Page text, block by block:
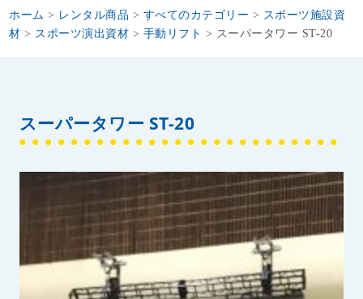
ホーム > レンタル商品 > すべてのカテゴリー > スポーツ施設資
材 > スポーツ演出資材 > 手動リフト > スーパータワー ST-20
スーパータワー ST-20